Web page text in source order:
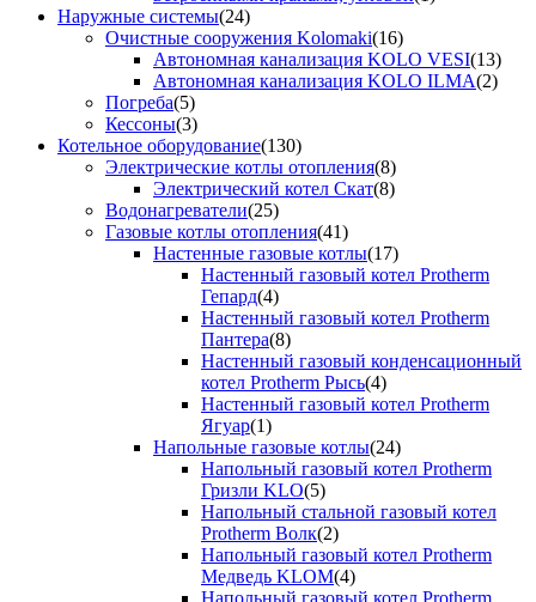
Наружные системы(24)
Очистные сооружения Kolomaki(16)
Автономная канализация KOLO VESI(13)
Автономная канализация KOLO ILMA(2)
Погреба(5)
Кессоны(3)
Котельное оборудование(130)
Электрические котлы отопления(8)
Электрический котел Скат(8)
Водонагреватели(25)
Газовые котлы отопления(41)
Настенные газовые котлы(17)
Настенный газовый котел Protherm
Гепард(4)
Настенный газовый котел Protherm
Пантера(8)
Настенный газовый конденсационный
котел Protherm Рысь(4)
Настенный газовый котел Protherm
Ягуар(1)
Напольные газовые котлы(24)
Напольный газовый котел Protherm
Гризли KLO(5)
Напольный стальной газовый котел
Protherm Волк(2)
Напольный газовый котел Protherm
Медведь KLOM(4)
Напольный газовый котел Protherm